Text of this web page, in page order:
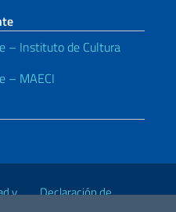
– Instituto de Cultura
– MAECI
y
Declaración de